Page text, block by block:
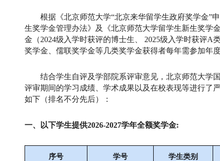
根据《北京师范大学“北京来华留学生政府奖学金”
生奖学金管理办法》及《北京师范大学留学生新生奖学
金（2024级入学时获评的博士生、 2025级入学时获评A
奖学金、儒联奖学金等几类奖学金获得者每年需参加年
结合学生自评及学部院系评审意见，北京师范大学
评审期间的学习成绩、学术成果以及在校表现等进行了
如下（排名不分先后）：
一、以下学生提供2026-2027学年全额奖学金:
序号 学号 学生类别